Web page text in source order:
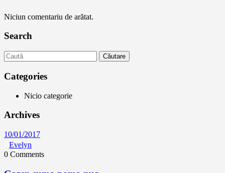
Niciun comentariu de arătat.
Search
Căutare
Categories
Nicio categorie
Archives
10/01/2017
Evelyn
0 Comments